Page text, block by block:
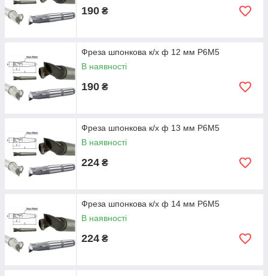
190 ₴
Фреза шпонкова к/х ф 12 мм Р6М5
В наявності
190 ₴
Фреза шпонкова к/х ф 13 мм Р6М5
В наявності
224 ₴
Фреза шпонкова к/х ф 14 мм Р6М5
В наявності
224 ₴